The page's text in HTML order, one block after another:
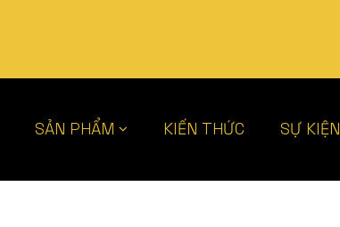
SẢN PHẨM KIẾN THỨC SỰ KIỆN